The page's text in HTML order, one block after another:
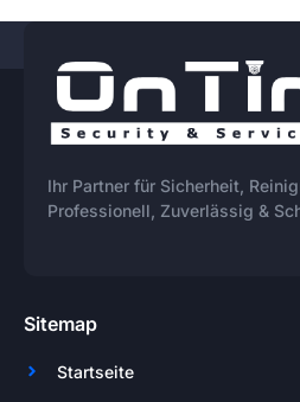
Ihr Partner für Sicherheit,
Professionell, Zuverlässig &
Sitemap
Startseite